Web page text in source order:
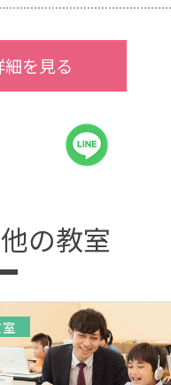
を見る
の教室